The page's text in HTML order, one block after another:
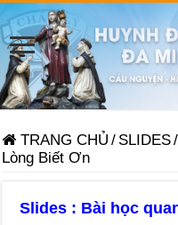
TRANG CHỦ / SLIDES/
Lòng Biết Ơn
Slides : Bài học